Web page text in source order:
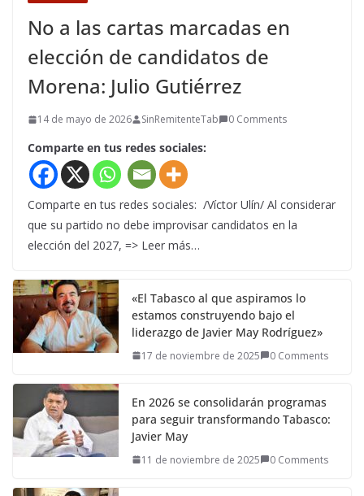
No a las cartas marcadas en
elección de candidatos de
Morena: Julio Gutiérrez
14 de mayo de 2026 SinRemitenteTab 0 Comments
Comparte en tus redes sociales:
Comparte en tus redes sociales: /Víctor Ulín/ Al considerar
que su partido no debe improvisar candidatos en la
elección del 2027, => Leer más…
«El Tabasco al que aspiramos lo
estamos construyendo bajo el
liderazgo de Javier May Rodríguez»
17 de noviembre de 2025 0 Comments
En 2026 se consolidarán programas
para seguir transformando Tabasco:
Javier May
11 de noviembre de 2025 0 Comments